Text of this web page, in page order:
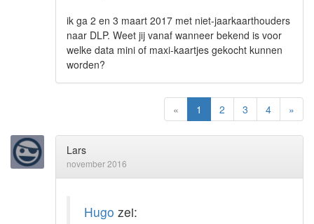
ik ga 2 en 3 maart 2017 met niet-jaarkaarthouders
naar DLP. Weet jij vanaf wanneer bekend is voor
welke data mini of maxi-kaartjes gekocht kunnen
worden?
« 1 2 3 4 »
Lars
november 2016
Hugo zei: